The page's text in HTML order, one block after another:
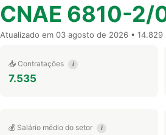
CNAE 6810-2/
Atualizado em 03 agosto de 2026 • 14.829
📥 Contratações i
7.535
💰 Salário médio do setor i